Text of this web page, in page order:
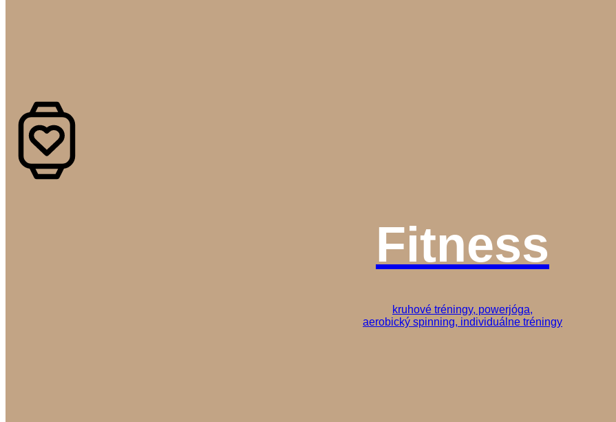
Fitness
kruhové tréningy, powerjóga,
aerobický spinning, individuálne tréningy